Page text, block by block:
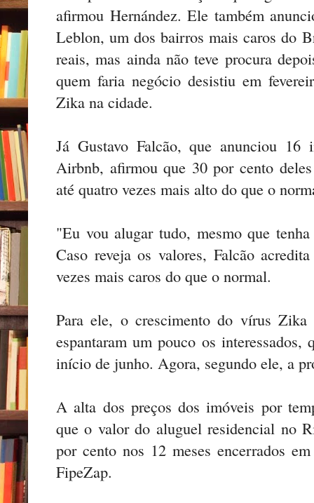
afirmou Hernández. Ele também
Leblon, um dos bairros mais caros do
reais, mas ainda não teve procura
quem faria negócio desistiu em
Zika na cidade.
Já Gustavo Falcão, que anunciou
Airbnb, afirmou que 30 por cento
até quatro vezes mais alto do que o
"Eu vou alugar tudo, mesmo que
Caso reveja os valores, Falcão
vezes mais caros do que o normal.
Para ele, o crescimento do vírus
espantaram um pouco os
início de junho. Agora, segundo ele, a
A alta dos preços dos imóveis por
que o valor do aluguel residencial no
por cento nos 12 meses encerrados
FipeZap.